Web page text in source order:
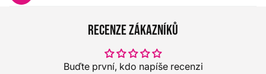
Recenze zákazníků
Buďte první, kdo napíše recenzi